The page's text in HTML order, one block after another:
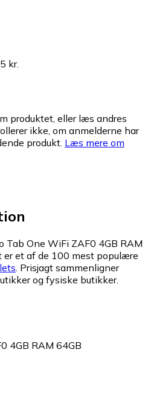
kr.
produktet, eller læs andres
ikke, om anmelderne har
produkt. Læs mere om
Tab One WiFi ZAF0 4GB RAM
er et af de 100 mest populære
Prisjagt sammenligner
og fysiske butikker.
4GB RAM 64GB